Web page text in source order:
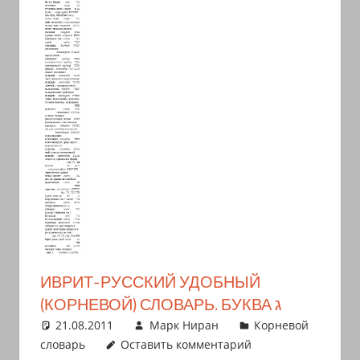
иврите
арамейском.
Поговорки
пословицы
транскрипцией
арабском,
иврите
Кулинарные
рецепты
новости
ИВРИТ-РУССКИЙ УДОБНЫЙ
(КОРНЕВОЙ) СЛОВАРЬ. БУКВА ג
21.08.2011 Марк Ниран
Корневой
словарь
Оставить комментарий